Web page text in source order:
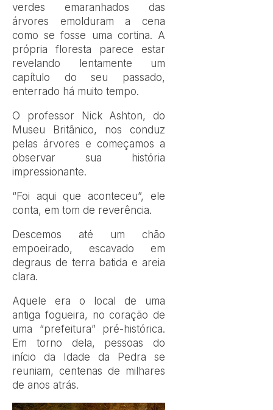
verdes emaranhados das
árvores emolduram a cena
como se fosse uma cortina. A
própria floresta parece estar
revelando lentamente um
capítulo do seu passado,
enterrado há muito tempo.
O professor Nick Ashton, do
Museu Britânico, nos conduz
pelas árvores e começamos a
observar sua história
impressionante.
“Foi aqui que aconteceu”, ele
conta, em tom de reverência.
Descemos até um chão
empoeirado, escavado em
degraus de terra batida e areia
clara.
Aquele era o local de uma
antiga fogueira, no coração de
uma “prefeitura” pré-histórica.
Em torno dela, pessoas do
início da Idade da Pedra se
reuniam, centenas de milhares
de anos atrás.